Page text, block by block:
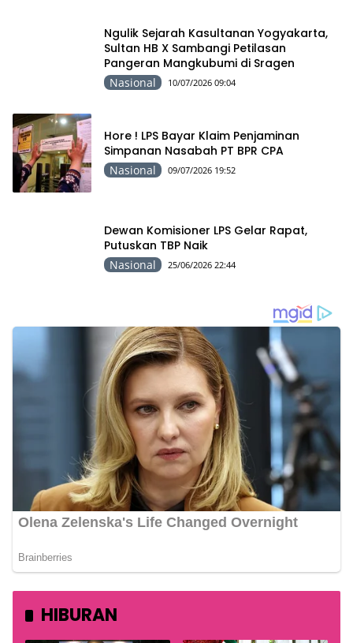
Ngulik Sejarah Kasultanan Yogyakarta,
Sultan HB X Sambangi Petilasan
Pangeran Mangkubumi di Sragen
Nasional 10/07/2026 09:04
Hore ! LPS Bayar Klaim Penjaminan
Simpanan Nasabah PT BPR CPA
Nasional 09/07/2026 19:52
Dewan Komisioner LPS Gelar Rapat,
Putuskan TBP Naik
Nasional 25/06/2026 22:44
HIBURAN